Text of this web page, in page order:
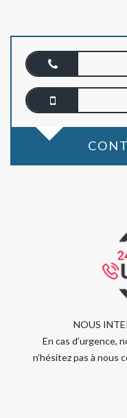
NOUS
En cas d’urgence,
n’hésitez pas à nous